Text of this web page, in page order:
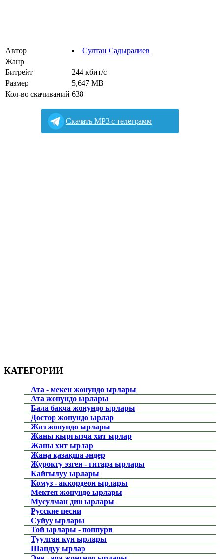
Автор
Султан Садыралиев
Жанр
Битрейт
244 кбит/с
Размер
5,647 MB
Кол-во скачиваний 638
Cкачать MP3 с телеграмм
КАТЕГОРИИ
Ата - мекен жонундо ырлары
Ата жөнүндө ырлары
Бала бакча жонундо ырлары
Достор жонундо ырлар
Жаз жонундо ырлары
Жаны кыргызча хит ырлар
Жаны хит ырлар
Жаңа қазақша әндер
Журокту эзген - гитара ырлары
Кайгылуу ырлары
Комуз - аккордеон ырлары
Мектеп жонундо ырлары
Мусулман дин ырлары
Русские песни
Суйуу ырлары
Той ырлары - поппури
Туулган күн ырлары
Шандуу ырлар